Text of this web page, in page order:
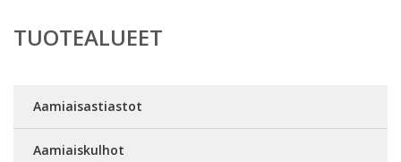
TUOTEALUEET
Aamiaisastiastot
Aamiaiskulhot